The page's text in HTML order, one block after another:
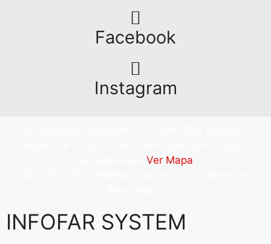
Facebook
Instagram
Ver Mapa
INFOFAR SYSTEM